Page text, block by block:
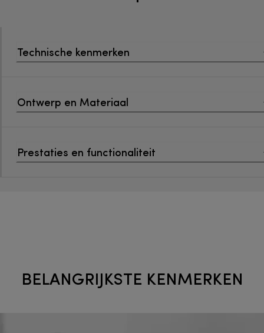
Technische kenmerken
Ontwerp en Materiaal
Prestaties en functionaliteit
BELANGRIJKSTE KENMERKEN